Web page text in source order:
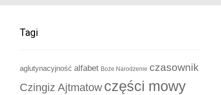
Tagi
aglutynacyjność alfabet Boże Narodzenie czasownik
Czingiz Ajtmatow części mowy